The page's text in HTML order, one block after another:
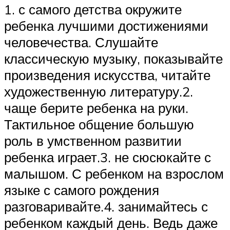
1. с самого детства окружите
ребенка лучшими достижениями
человечества. Слушайте
классическую музыку, показывайте
произведения искусства, читайте
художественную литературу.2.
чаще берите ребенка на руки.
Тактильное общение большую
роль в умственном развитии
ребенка играет.3. не сюсюкайте с
малышом. С ребенком на взрослом
языке с самого рождения
разговаривайте.4. занимайтесь с
ребенком каждый день. Ведь даже